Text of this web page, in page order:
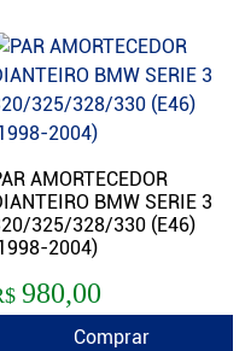
AMORTECEDOR
BMW SERIE 3
325/328/330 (E46)
2004)
980,00
Comprar